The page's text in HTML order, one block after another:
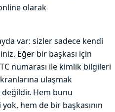
olarak
var: sizler sadece kendi
Eğer bir başkası için
numarası ile kimlik bilgileri
ulaşmak
Hem bunu
hem de bir başkasının